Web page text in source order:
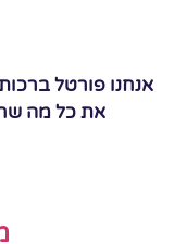
אנחנו פורטל
את כל מה